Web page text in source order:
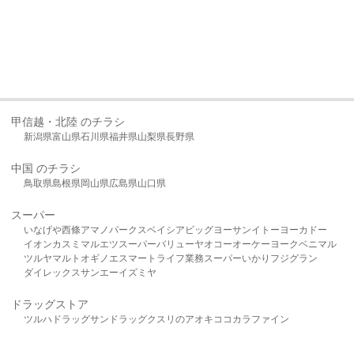
甲信越・北陸 のチラシ
新潟県富山県石川県福井県山梨県長野県
中国 のチラシ
鳥取県島根県岡山県広島県山口県
スーパー
いなげや西條アマノパークスベイシア ビッグヨーサンイトーヨーカドー
イオンカスミ マルエツスーパーバリューヤオコーオーケー ヨークベニマル
ツルヤマルト オギノ エスマート ライフ業務スーパーいかり フジグラン
ダイレックスサンエーイズミヤ
ドラッグストア
ツルハドラッグサンドラッグクスリのアオキ ココカラファイン